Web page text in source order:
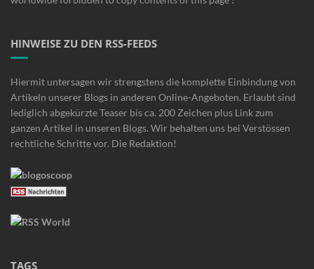
HINWEISE ZU DEN RSS-FEEDS
Hiermit untersagen wir strengstens die komplette Einbindung von
Artikeln unserer Blogs in anderen Online-Angeboten. Erlaubt sind
lediglich abgekürzte Teaser bis ca. 200 Zeichen plus Link zum
ganzen Artikel in unseren Blogs. Wir behalten uns bei Verstössen
rechtliche Schritte vor. Die Redaktion!
TAGS